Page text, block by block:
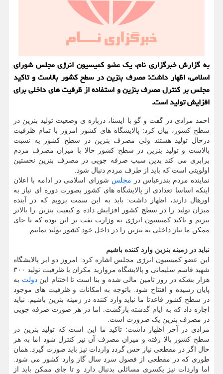
به گزارش خبرگزاری نام، یک عضو کمیسیون انرژی مجلس شورای
اسلامی، اظهار داشت: مصرف بنزین در سطح کشور بالاست و تاکید
مجلس بر کنترل مصرف بنزین و استفاده از ظرفیت های داخلی برای
افزایش تولید است.
احمد مرادی در گفت و گو با ایسنا، درباره ی وضعیت تولید بنزین در
سطح کشور، بیان کرد: پالایشگاه های کشور امروز با تمام ظرفیت
درحال تولید هستند ولی مصرف بنزین در سطح کشور به نسبت
بالاست و تولید بنزین در سطح کشور حالا با میزان مصرف مردم
برابری می کند بدین سبب صرفه جویی در مصرف بنزین نخستین
اولویتی است که باید از طرف مردم دنبال شود.
نماینده مردم بندرعباس در مجلس شورای اسلامی در ادامه با اعلان
اینکه اساسا تعدادی از پالایشگاه های کشور بصورت دوره ای نیاز به
اورهال دارند، اظهار داشت: باید به این سمت برویم که در آینده
میزان تولید را در سطح کشور افزایش داده و کیفیت بنزین را بالاتر
ببریم و تاکید کمیسیون انرژی به وزارت نفت بر این بوده که تا جای
ممکن ما نیاز داخلی به بنزین را در داخل خود کشور تولید نماییم.
نباید در زمینه بنزین وارد کننده باشیم
این عضو کمیسیون انرژی مجلس اشاره کرد: امروز دو ابر پالایشگاه
شهید قاسم سلیمانی و پالایشگاه مروارید مکران با ظرفیت تولید ۳۰۰
هزار بشکه در روز تامین مالی شده و بنا است تا اختتام ایندولت به
پایان رسیده و افتتاح شود. باتوجه به امکانات و ظرفیت های موجود
در سطح کشور قاعدتا ما نباید وارد کننده در زمینه بنزین باشیم. نباید
اجازه داد که به ایام گذشته بازگشت. اما در هر صورت صرفه جویی
در مصرف بنزین یک ضرورت است.
مرادی در آخر اظهار داشت: تاکید ما این است که تولید بنزین در
سطح کشور بالا رفته و میزان مصرف آن نیز کنترل شود اما به هر
حال اگر در مقطعی نیاز حس گردد واردات نیز باید صورت گیرد. همان
طوری که در مقطعی از فصول سرد سال گاز وارد کشور می شود.
اما واردات نیز یکسری مسائلی بدنبال دارد و تا جای ممکن باید از